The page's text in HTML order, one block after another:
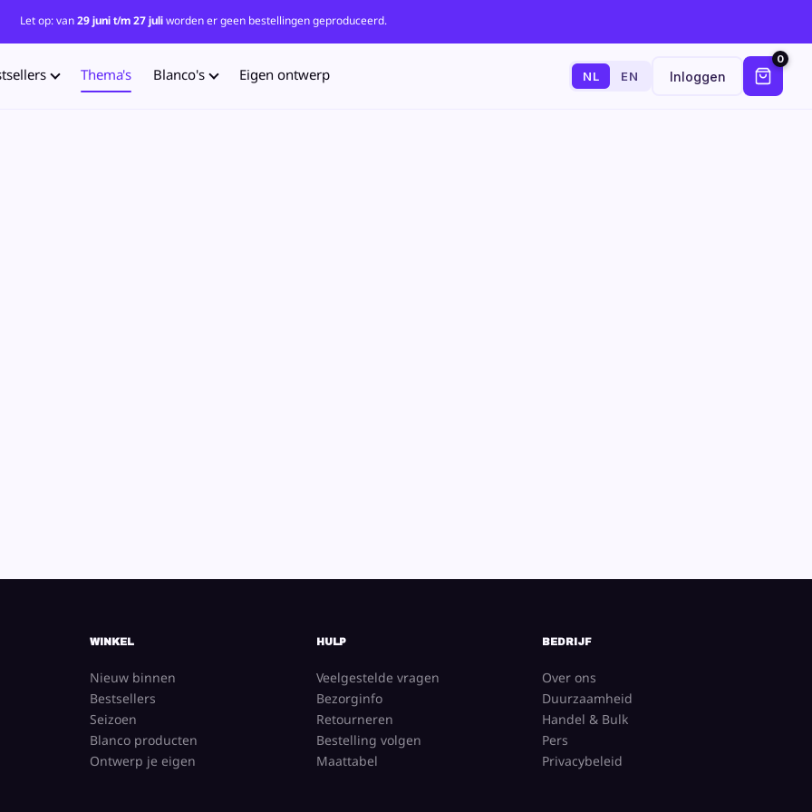
Let op: van29 juni t/m 27 juliworden er geen bestellingen geproduceerd.
Thema's Blanco's Eigen ontwerp NL EN Inloggen
0
WINKEL
Nieuw binnen
Bestsellers
Seizoen
Blanco producten
Ontwerp je eigen
HULP
Veelgestelde vragen
Bezorginfo
Retourneren
Bestelling volgen
Maattabel
BEDRIJF
Over ons
Duurzaamheid
Handel & Bulk
Pers
Privacybeleid